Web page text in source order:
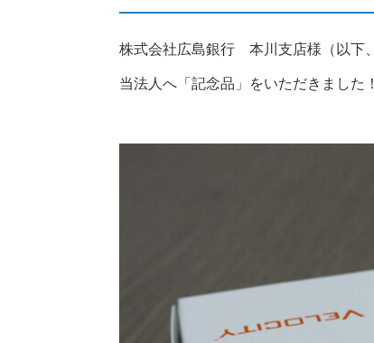
株式会社広島銀行 本川支店様（以下
当法人へ「記念品」をいただきました！